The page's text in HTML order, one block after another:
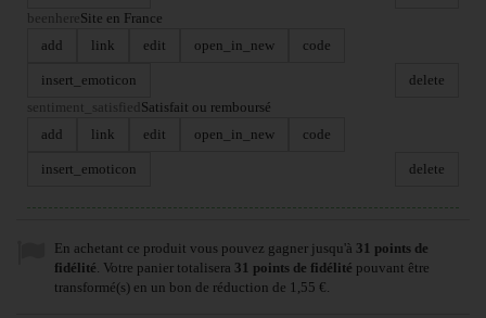
beenhereSite en France
add
link edit open_in_new code
insert_emoticon
delete
sentiment_satisfied Satisfait ou remboursé
add
link edit open_in_new code
insert_emoticon delete
En achetant ce produit vous pouvez gagner jusqu'à 31 points de
fidélité . Votre panier totalisera 31 points de fidélité pouvant être
transformé(s) en un bon de réduction de 1,55 €